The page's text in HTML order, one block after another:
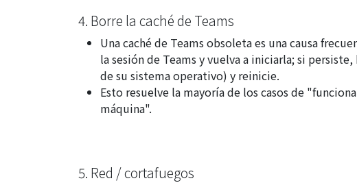
4. Borre la caché de Teams
Una caché de Teams obsoleta es una causa
la sesión de Teams y vuelva a iniciarla; si
de su sistema operativo) y reinicie.
Esto resuelve la mayoría de los casos de
máquina".
5. Red / cortafuegos